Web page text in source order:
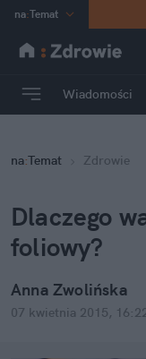
na:Temat
INN Poland
mama
Rozrywka
Wiadomości
na:Temat Zdrowie
Dlaczego
foliowy?
Anna Zwolińska
07 kwietnia 2015,